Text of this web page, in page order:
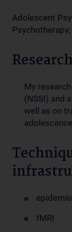
Adolescent
My
(NSSI) and
well as on
fMRI